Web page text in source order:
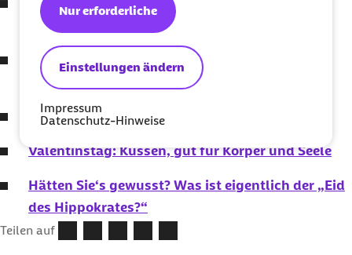
Einstellungen ändern
Nur erforderliche
Impressum
Datenschutz-Hinweise
Psychologie des Fastens: Das gute Gefühl des
bewussten Verzichts
Entschlüsselt: Was die Farbe des Rezepts alles
verrät
Sport im Alter? Es ist nie zu spät!
Valentinstag: Küssen, gut für Körper und Seele
Hätten Sie‘s gewusst? Was ist eigentlich der „Eid
des Hippokrates?“
Teilen auf